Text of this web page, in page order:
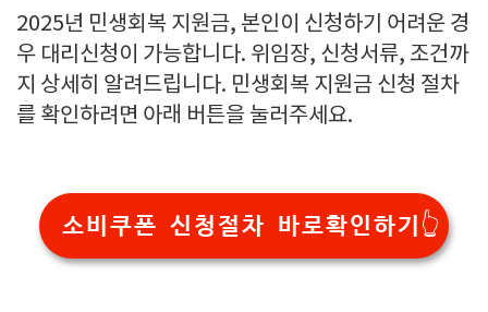
2025년 민생회복 지원금, 본인이 신청하기 어려운 경
우 대리신청이 가능합니다. 위임장, 신청서류, 조건까
지 상세히 알려드립니다. 민생회복 지원금 신청 절차
를 확인하려면 아래 버튼을 눌러주세요.
소비쿠폰 신청절차 바로확인하기👆